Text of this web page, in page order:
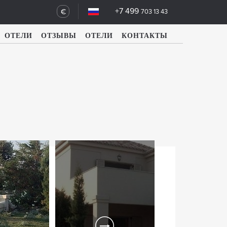
+7 499 703 13 43
€
ОТЕЛИ ОТЗЫВЫ ОТЕЛИ КОНТАКТЫ